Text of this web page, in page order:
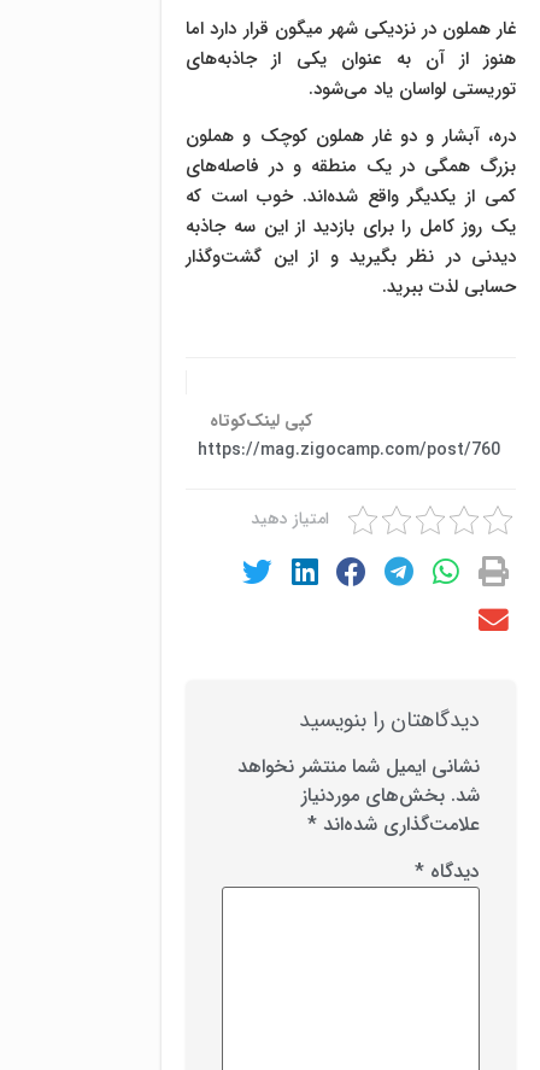
غار هملون در نزدیکی شهر میگون قرار دارد اما
هنوز از آن به عنوان یکی از جاذبه‌های
توریستی لواسان یاد می‌شود.
دره، آبشار و دو غار هملون کوچک و هملون
بزرگ همگی در یک منطقه و در فاصله‌های
کمی از یکدیگر واقع شده‌اند. خوب است که
یک روز کامل را برای بازدید از این سه جاذبه
دیدنی در نظر بگیرید و از این گشت‌وگذار
حسابی لذت ببرید.
کپی لینک‌کوتاه
https://mag.zigocamp.com/post/760
امتیاز دهید
دیدگاهتان را بنویسید
نشانی ایمیل شما منتشر نخواهد
شد. بخش‌های موردنیاز
علامت‌گذاری شده‌اند *
دیدگاه *